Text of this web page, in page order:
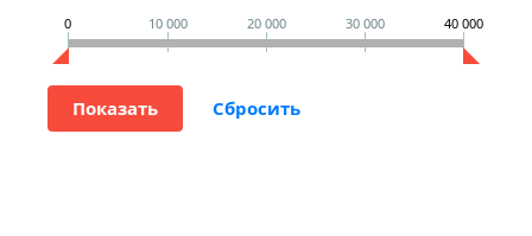
0 10 000 20 000 30 000 40 000